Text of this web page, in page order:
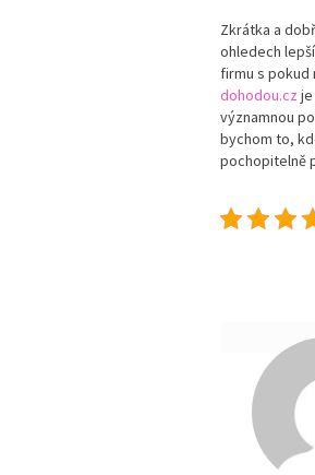
Zkrátka a
ohledech
firmu s pokud
dohodou.cz
významnou
bychom to,
pochopitelně